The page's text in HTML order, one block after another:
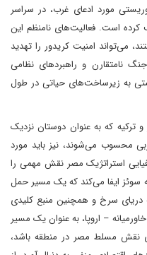
مورد ادعای غرب، در سراسر
کرده است. فعالیت‌های نامنظم این
می‌تواند امنیت کریدور را تهدید
نامتقارن و راهبرد‌های نظامی
به زیرساخت‌های حیاتی در طول
که به عنوان دوستان نزدیک
محسوب می‌شوند، نیز باید مورد
استراتژیک مصر نقش مهمی را
سوئز ایفا می‌کند که یک مسیر حمل
دریای سرخ و همچنین منبع کلیدی
– اروپا، به عنوان یک مسیر
نقش مسلط مصر در منطقه باشد،